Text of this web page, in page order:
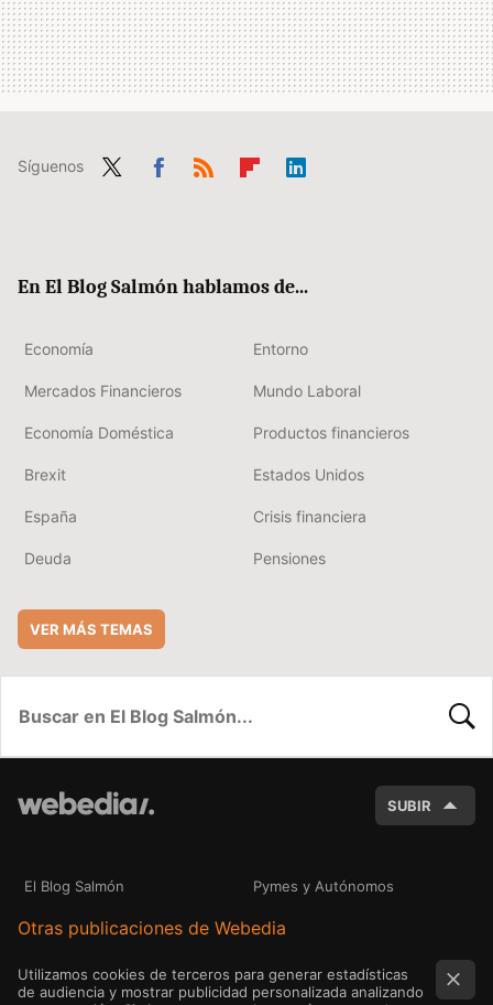
Síguenos
En El Blog Salmón hablamos de...
Economía Entorno
Mercados Financieros Mundo Laboral
Economía Doméstica Productos financieros
Brexit Estados Unidos
España Crisis financiera
Deuda Pensiones
VER MÁS TEMAS
SUBIR
El Blog Salmón Pymes y Autónomos
Otras publicaciones de Webedia
Utilizamos cookies de terceros para generar estadísticas
de audiencia y mostrar publicidad personalizada analizando